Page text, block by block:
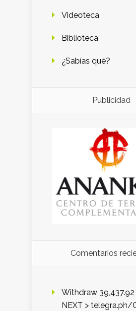
Videoteca
Biblioteca
¿Sabías qué?
Publicidad
Comentarios
Withdraw
NEXT > telegra.ph/